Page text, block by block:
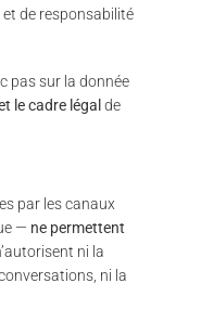
de responsabilité
pas sur la donnée
le cadre légal de
par les canaux
— ne permettent
ni la
ni la